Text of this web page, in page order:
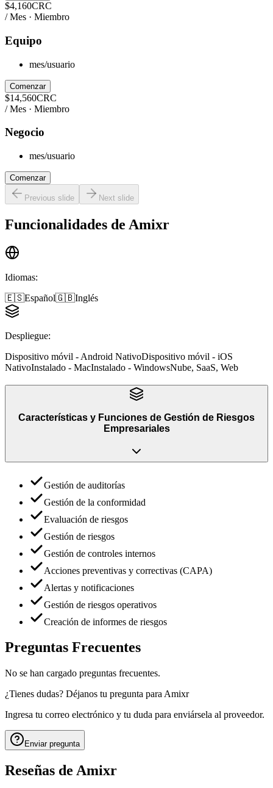
$4,160CRC
/ Mes · Miembro
Equipo
mes/usuario
Comenzar
$14,560CRC
/ Mes · Miembro
Negocio
mes/usuario
Comenzar
Previous slide Next slide
Funcionalidades de Amixr
Idiomas:
🇪🇸Español🇬🇧Inglés
Despliegue:
Dispositivo móvil - Android NativoDispositivo móvil - iOS
NativoInstalado - MacInstalado - WindowsNube, SaaS, Web
Características y Funciones de Gestión de Riesgos
Empresariales
Gestión de auditorías
Gestión de la conformidad
Evaluación de riesgos
Gestión de riesgos
Gestión de controles internos
Acciones preventivas y correctivas (CAPA)
Alertas y notificaciones
Gestión de riesgos operativos
Creación de informes de riesgos
Preguntas Frecuentes
No se han cargado preguntas frecuentes.
¿Tienes dudas? Déjanos tu pregunta para Amixr
Ingresa tu correo electrónico y tu duda para enviársela al proveedor.
Enviar pregunta
Reseñas de Amixr